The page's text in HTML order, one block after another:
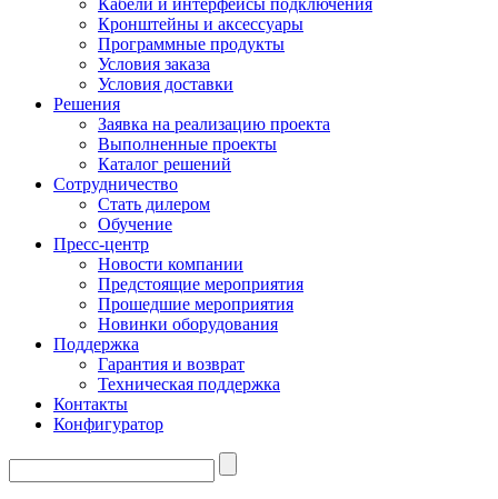
Кабели и интерфейсы подключения
Кронштейны и аксессуары
Программные продукты
Условия заказа
Условия доставки
Решения
Заявка на реализацию проекта
Выполненные проекты
Каталог решений
Сотрудничество
Стать дилером
Обучение
Пресс-центр
Новости компании
Предстоящие мероприятия
Прошедшие мероприятия
Новинки оборудования
Поддержка
Гарантия и возврат
Техническая поддержка
Контакты
Конфигуратор